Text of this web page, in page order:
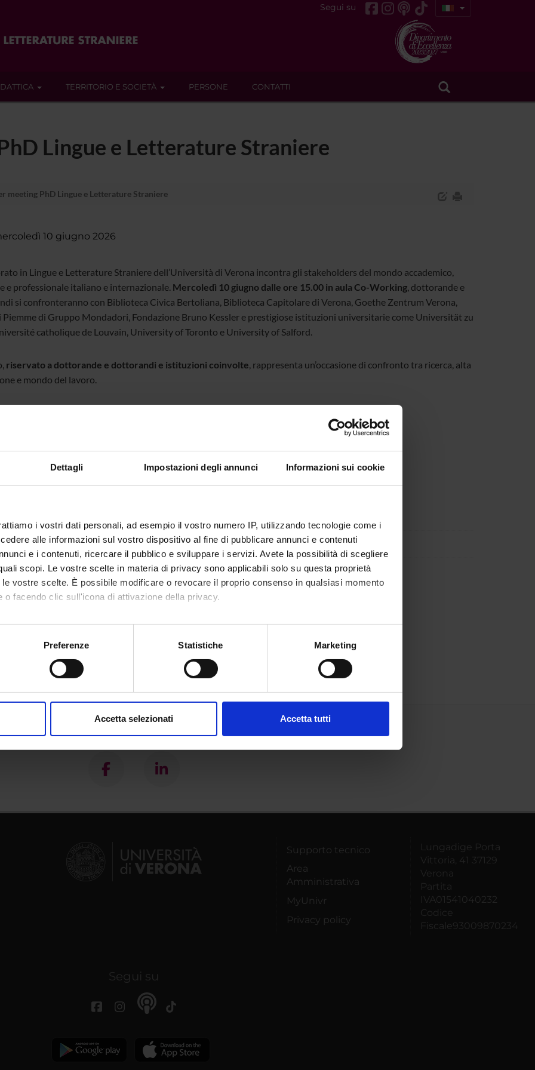
Dettagli Impostazioni degli annunci Informazioni sui cookie
i vostri dati personali, ad esempio il vostro numero IP, utilizzando tecnologie come i
alle informazioni sul vostro dispositivo al fine di pubblicare annunci e contenuti
e i contenuti, ricercare il pubblico e sviluppare i servizi. Avete la possibilità di scegliere
scopi. Le vostre scelte in materia di privacy sono applicabili solo su questa proprietà
vostre scelte. È possibile modificare o revocare il proprio consenso in qualsiasi momento
o facendo clic sull'icona di attivazione della privacy.
anche:
sulla tua posizione geografica, con un'approssimazione di qualche metro,
in qualsiasi momento dalla Dichiarazione sui cookie.
Preferenze Statistiche Marketing
Accetta selezionati Accetta tutti
Segui su
TERRITORIO E SOCIETÀ PERSONE CONTATTI
Lingue e Letterature Straniere
meeting PhD Lingue e Letterature Straniere
10 giugno 2026
in Lingue e Letterature Straniere dell’Università di Verona incontra gli stakeholders del mondo accademico,
e professionale italiano e internazionale. Mercoledì 10 giugno dalle ore 15.00 in aula Co-Working, dottorande e
si confronteranno con Biblioteca Civica Bertoliana, Biblioteca Capitolare di Verona, Goethe Zentrum Verona,
Piemme di Gruppo Mondadori, Fondazione Bruno Kessler e prestigiose istituzioni universitarie come Universität zu
catholique de Louvain, University of Toronto e University of Salford.
riservato a dottorande e dottorandi e istituzioni coinvolte, rappresenta un’occasione di confronto tra ricerca, alta
e mondo del lavoro.
Lingue e Letterature Straniere
Condividi
Supporto tecnico
Area
Amministrativa
MyUnivr
Privacy policy
Lungadige Porta
Vittoria, 41 37129
Verona
Partita
IVA01541040232
Codice
Fiscale93009870234
Segui su